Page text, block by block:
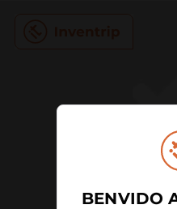
BENVIDO